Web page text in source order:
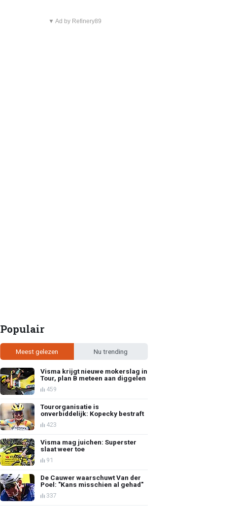
▼ Ad by Refinery89
Populair
Meest gelezen Nu trending
Visma krijgt nieuwe mokerslag in
Tour, plan B meteen aan diggelen
459
Tourorganisatie is
onverbiddelijk: Kopecky bestraft
423
Visma mag juichen: Superster
slaat weer toe
91
De Cauwer waarschuwt Van der
Poel: "Kans misschien al gehad"
337